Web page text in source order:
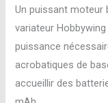
Un puissant moteur
variateur
puissance
acrobatiques de
accueillir des